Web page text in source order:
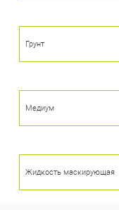
Грунт
Медиум
Жидкость маскирующая